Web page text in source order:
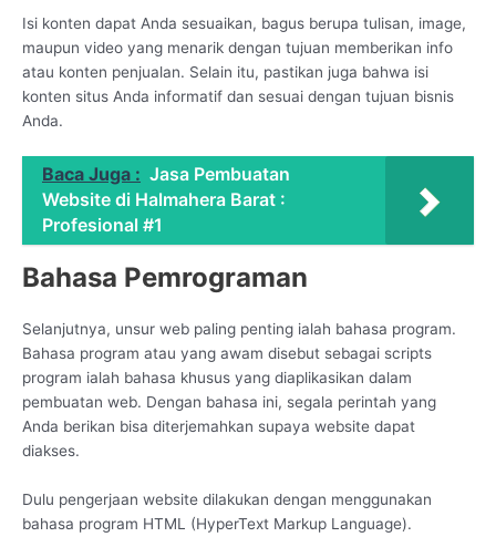
Isi konten dapat Anda sesuaikan, bagus berupa tulisan, image,
maupun video yang menarik dengan tujuan memberikan info
atau konten penjualan. Selain itu, pastikan juga bahwa isi
konten situs Anda informatif dan sesuai dengan tujuan bisnis
Anda.
Baca Juga : Jasa Pembuatan
Website di Halmahera Barat :
Profesional #1
Bahasa Pemrograman
Selanjutnya, unsur web paling penting ialah bahasa program.
Bahasa program atau yang awam disebut sebagai scripts
program ialah bahasa khusus yang diaplikasikan dalam
pembuatan web. Dengan bahasa ini, segala perintah yang
Anda berikan bisa diterjemahkan supaya website dapat
diakses.
Dulu pengerjaan website dilakukan dengan menggunakan
bahasa program HTML (HyperText Markup Language).